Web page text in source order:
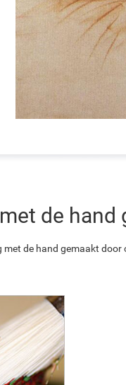
de
met de hand gemaakt